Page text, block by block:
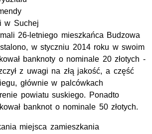
w Suchej
26-letniego mieszkańca Budzowa
w styczniu 2014 roku w swoim
banknoty o nominale 20 złotych -
z uwagi na złą jakość, a część
głównie w palcówkach
powiatu suskiego. Ponadto
banknot o nominale 50 złotych.
miejsca zamieszkania